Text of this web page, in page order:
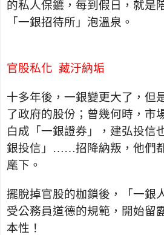
的私人保鑣，每到假日，就是
「一銀招待所」泡溫泉。
官股私化 藏汙納垢
十多年後，一銀變更大了，但
了政府的股份；曾幾何時，市
白成「一銀證券」，建弘投信
銀投信」……招降納叛，他們
麾下。
擺脫掉官股的枷鎖後，「一銀
受公務員道德的規範，開始留
本性！